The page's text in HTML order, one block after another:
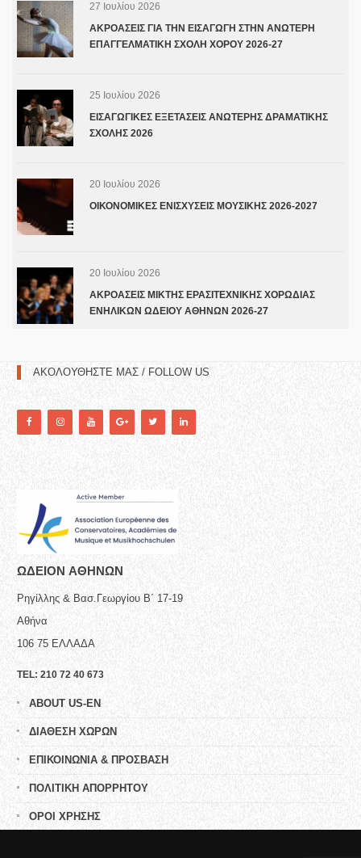
27 Ιουλίου 2026
ΑΚΡΟΑΣΕΙΣ ΓΙΑ ΤΗΝ ΕΙΣΑΓΩΓΗ ΣΤΗΝ ΑΝΩΤΕΡΗ
ΕΠΑΓΓΕΛΜΑΤΙΚΗ ΣΧΟΛΗ ΧΟΡΟΥ 2026-27
25 Ιουλίου 2026
ΕΙΣΑΓΩΓΙΚΕΣ ΕΞΕΤΑΣΕΙΣ ΑΝΩΤΕΡΗΣ ΔΡΑΜΑΤΙΚΗΣ
ΣΧΟΛΗΣ 2026
20 Ιουλίου 2026
ΟΙΚΟΝΟΜΙΚΕΣ ΕΝΙΣΧΥΣΕΙΣ ΜΟΥΣΙΚΗΣ 2026-2027
20 Ιουλίου 2026
ΑΚΡΟΑΣΕΙΣ ΜΙΚΤΗΣ ΕΡΑΣΙΤΕΧΝΙΚΗΣ ΧΟΡΩΔΙΑΣ
ΕΝΗΛΙΚΩΝ ΩΔΕΙΟΥ ΑΘΗΝΩΝ 2026-27
ΑΚΟΛΟΥΘΗΣΤΕ ΜΑΣ / FOLLOW US
ΩΔΕΙΟN ΑΘΗΝΩΝ
Ρηγίλλης & Βασ.Γεωργίου Β΄ 17-19
Αθήνα
106 75 ΕΛΛΑΔΑ
TEL: 210 72 40 673
ABOUT US-EN
ΔΙΑΘΕΣΗ ΧΩΡΩΝ
ΕΠΙΚΟΙΝΩΝΙΑ & ΠΡΟΣΒΑΣΗ
ΠΟΛΙΤΙΚΗ ΑΠΟΡΡΗΤΟΥ
ΟΡΟΙ ΧΡΗΣΗΣ